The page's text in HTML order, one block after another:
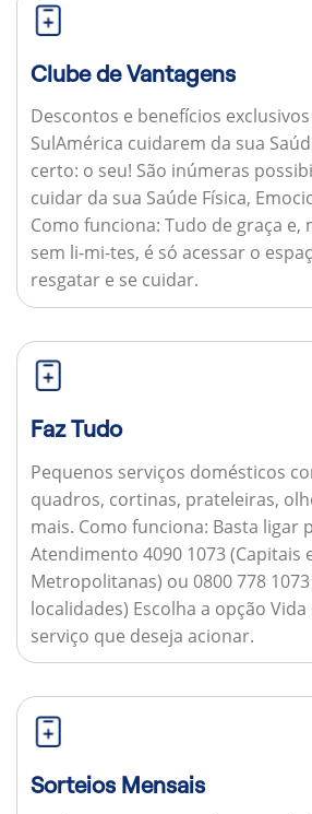
Clube de Vantagens
Descontos e benefícios
SulAmérica cuidarem da sua
certo: o seu! São inúmeras
cuidar da sua Saúde Física,
Como funciona: Tudo de graça e,
sem li-mi-tes, é só acessar o
resgatar e se cuidar.
Faz Tudo
Pequenos serviços domésticos
quadros, cortinas, prateleiras,
mais. Como funciona: Basta ligar
Atendimento 4090 1073 (Capitais
Metropolitanas) ou 0800 778
localidades) Escolha a opção
serviço que deseja acionar.
Sorteios Mensais